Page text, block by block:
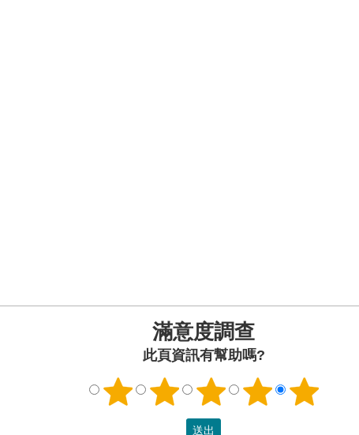
滿意度調查
此頁資訊有幫助嗎?